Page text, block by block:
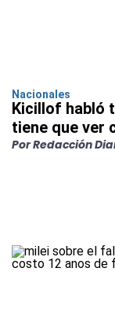
Nacionales
Kicillof habló
tiene que ver
Por Redacción